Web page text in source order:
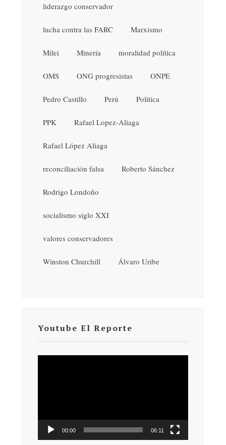
liderazgo conservador
lucha contra las FARC Marxismo
Milei Minería moralidad política
OMS ONG progresistas ONPE
Pedro Castillo Perú Política
PPK Rafael Lopez-Aliaga
Rafael López Aliaga
reconciliación falsa Roberto Sánchez
Rodrigo Londoño
socialismo siglo XXI
valores conservadores
Winston Churchill Álvaro Uribe
Youtube El Reporte
00:00 06:11